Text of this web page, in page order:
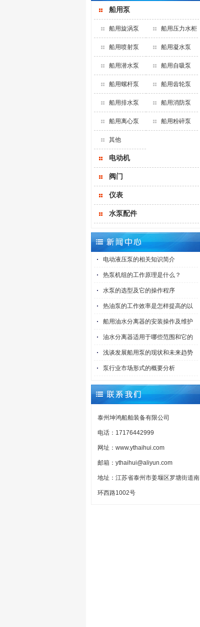
船用泵
船用旋涡泵 船用压力水柜
船用喷射泵 船用凝水泵
船用潜水泵 船用自吸泵
船用螺杆泵 船用齿轮泵
船用排水泵 船用消防泵
船用离心泵 船用粉碎泵
其他
电动机
阀门
仪表
水泵配件
电动液压泵的相关知识简介
热泵机组的工作原理是什么？
水泵的选型及它的操作程序
热油泵的工作效率是怎样提高的以
船用油水分离器的安装操作及维护
油水分离器适用于哪些范围和它的
浅谈发展船用泵的现状和未来趋势
泵行业市场形式的概要分析
泰州坤鸿船舶装备有限公司
电话：17176442999
网址：www.ythaihui.com
邮箱：ythaihui@aliyun.com
地址：江苏省泰州市姜堰区罗塘街道南
环西路1002号